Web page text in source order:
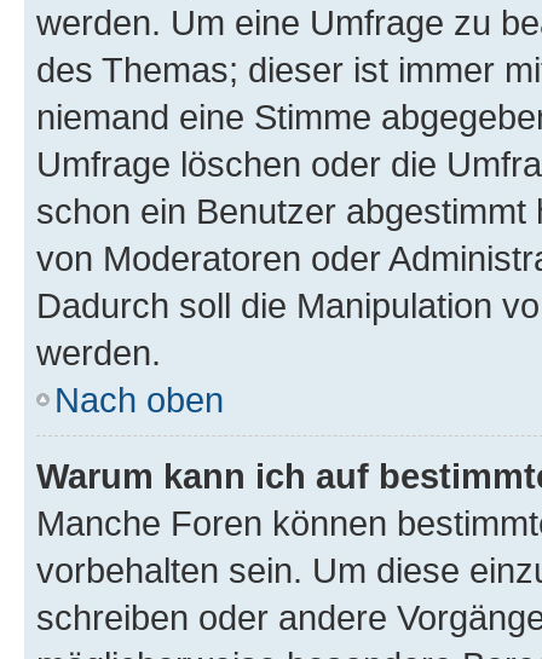
werden. Um eine Umfrage zu
des Themas; dieser ist immer
niemand eine Stimme
Umfrage löschen oder die
schon ein Benutzer
von Moderatoren oder
Dadurch soll die Manipulation
werden.
Nach oben
Warum kann ich auf
Manche Foren können
vorbehalten sein. Um diese
schreiben oder andere